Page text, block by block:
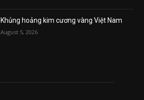
Khủng hoảng kim cương vàng Việt Nam
August 5, 2026